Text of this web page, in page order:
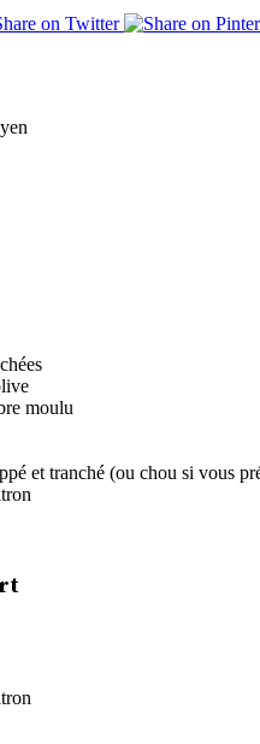
moulu
et tranché (ou chou si vous